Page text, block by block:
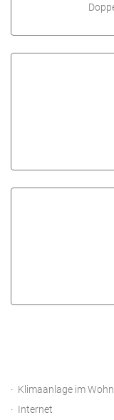
Klimaanlage im
Internet